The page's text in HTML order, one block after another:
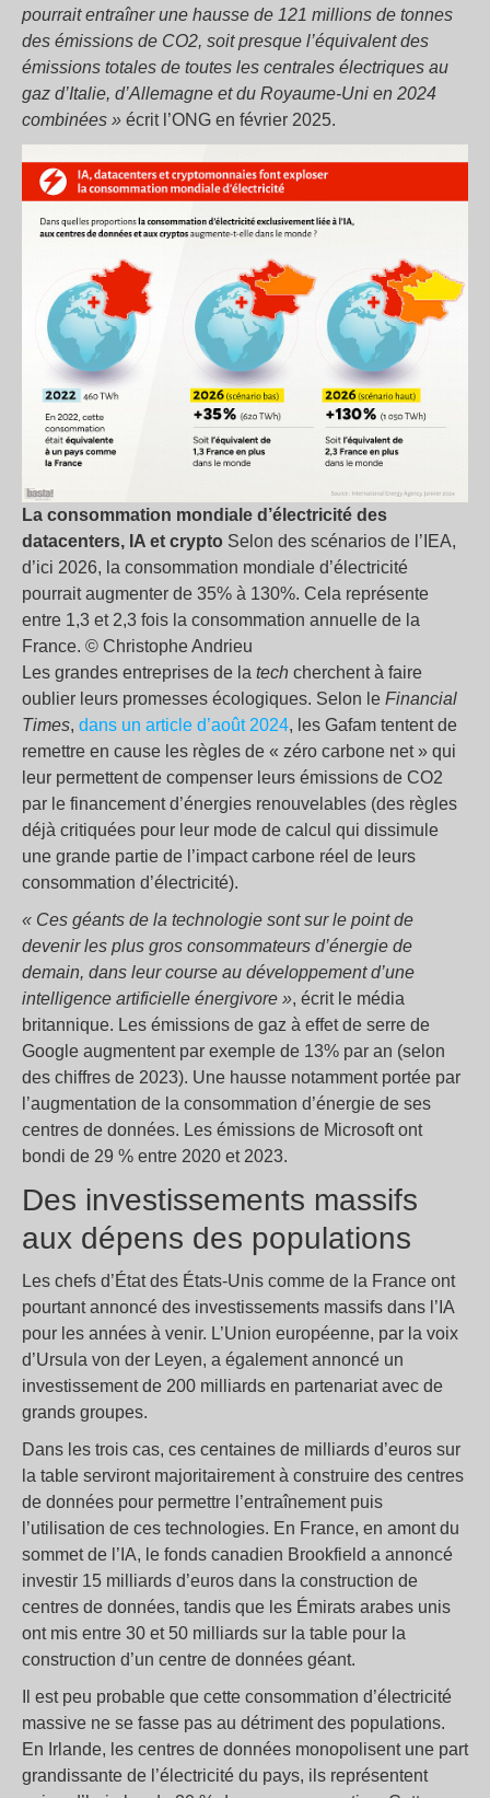
pourrait entraîner une hausse de 121 millions de tonnes
des émissions de CO2, soit presque l’équivalent des
émissions totales de toutes les centrales électriques au
gaz d’Italie, d’Allemagne et du Royaume-Uni en 2024
combinées » écrit l’ONG en février 2025.
La consommation mondiale d’électricité des
datacenters, IA et crypto Selon des scénarios de l’IEA,
d’ici 2026, la consommation mondiale d’électricité
pourrait augmenter de 35% à 130%. Cela représente
entre 1,3 et 2,3 fois la consommation annuelle de la
France. © Christophe Andrieu
Les grandes entreprises de la tech cherchent à faire
oublier leurs promesses écologiques. Selon le Financial
Times, dans un article d’août 2024, les Gafam tentent de
remettre en cause les règles de « zéro carbone net » qui
leur permettent de compenser leurs émissions de CO2
par le financement d’énergies renouvelables (des règles
déjà critiquées pour leur mode de calcul qui dissimule
une grande partie de l’impact carbone réel de leurs
consommation d’électricité).
« Ces géants de la technologie sont sur le point de
devenir les plus gros consommateurs d’énergie de
demain, dans leur course au développement d’une
intelligence artificielle énergivore », écrit le média
britannique. Les émissions de gaz à effet de serre de
Google augmentent par exemple de 13% par an (selon
des chiffres de 2023). Une hausse notamment portée par
l’augmentation de la consommation d’énergie de ses
centres de données. Les émissions de Microsoft ont
bondi de 29 % entre 2020 et 2023.
Des investissements massifs
aux dépens des populations
Les chefs d’État des États-Unis comme de la France ont
pourtant annoncé des investissements massifs dans l’IA
pour les années à venir. L’Union européenne, par la voix
d’Ursula von der Leyen, a également annoncé un
investissement de 200 milliards en partenariat avec de
grands groupes.
Dans les trois cas, ces centaines de milliards d’euros sur
la table serviront majoritairement à construire des centres
de données pour permettre l’entraînement puis
l’utilisation de ces technologies. En France, en amont du
sommet de l’IA, le fonds canadien Brookfield a annoncé
investir 15 milliards d’euros dans la construction de
centres de données, tandis que les Émirats arabes unis
ont mis entre 30 et 50 milliards sur la table pour la
construction d’un centre de données géant.
Il est peu probable que cette consommation d’électricité
massive ne se fasse pas au détriment des populations.
En Irlande, les centres de données monopolisent une part
grandissante de l’électricité du pays, ils représentent